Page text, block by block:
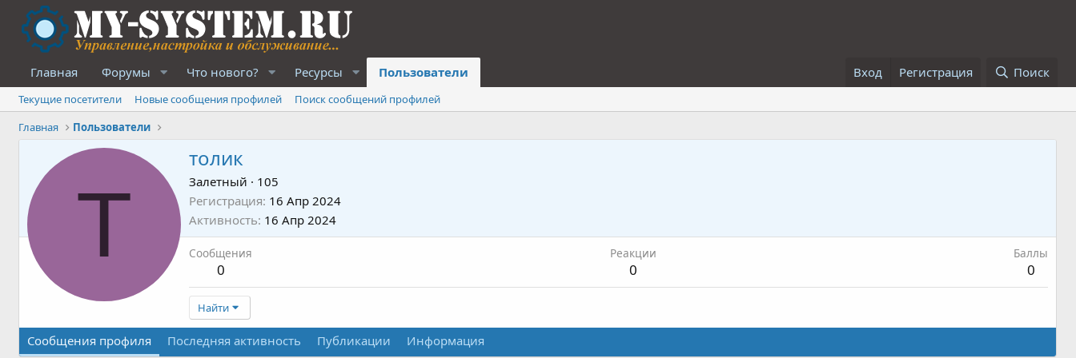
Главная Форумы Что нового? Ресурсы Пользователи Вход Регистрация Поиск
Текущие посетители Новые сообщения профилей
Поиск сообщений профилей
Главная
Пользователи
Т
толик
Залетный · 105
Регистрация 16 Апр 2024
Активность 16 Апр 2024
Сообщения
0
Реакции
0
Баллы
0
Найти
Сообщения профиля Последняя активность Публикации Информация